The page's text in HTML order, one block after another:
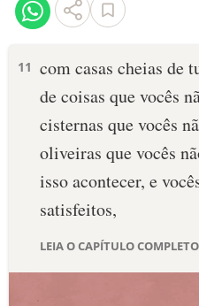
VERSÍCULOS
PALAVRA DO DIA
SALMO DO DIA
DEVOCIONAL DIÁRIO
11 com casas cheias de
de coisas que vocês
cisternas que vocês
oliveiras que vocês
isso acontecer, e
satisfeitos,
LEIA O CAPÍTULO